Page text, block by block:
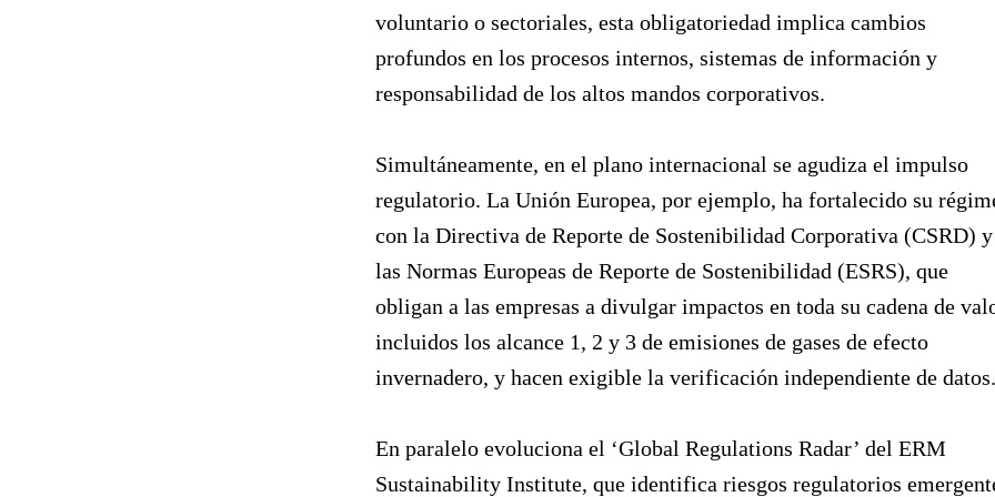
voluntario o sectoriales, esta obligatoriedad implica cambios
profundos en los procesos internos, sistemas de información y
responsabilidad de los altos mandos corporativos.
Simultáneamente, en el plano internacional se agudiza el impulso
regulatorio. La Unión Europea, por ejemplo, ha fortalecido su
con la Directiva de Reporte de Sostenibilidad Corporativa (CSRD) y
las Normas Europeas de Reporte de Sostenibilidad (ESRS), que
obligan a las empresas a divulgar impactos en toda su cadena de
incluidos los alcance 1, 2 y 3 de emisiones de gases de efecto
invernadero, y hacen exigible la verificación independiente de datos.
En paralelo evoluciona el ‘Global Regulations Radar’ del ERM
Sustainability Institute, que identifica riesgos regulatorios